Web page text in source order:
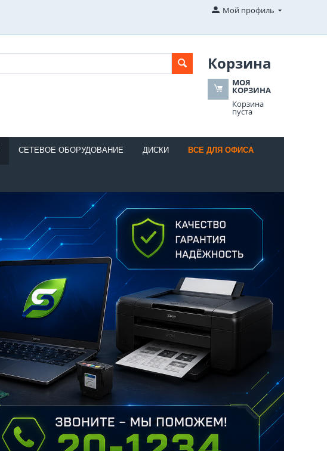
Мой профиль
Корзина
МОЯ
КОРЗИНА
Корзина
пуста
СЕТЕВОЕ ОБОРУДОВАНИЕ ДИСКИ ВСЕ ДЛЯ ОФИСА